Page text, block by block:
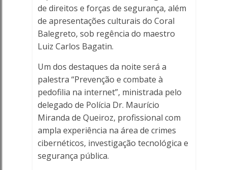
de direitos e forças de segurança, além
de apresentações culturais do Coral
Balegreto, sob regência do maestro
Luiz Carlos Bagatin.
Um dos destaques da noite será a
palestra “Prevenção e combate à
pedofilia na internet”, ministrada pelo
delegado de Polícia Dr. Maurício
Miranda de Queiroz, profissional com
ampla experiência na área de crimes
cibernéticos, investigação tecnológica e
segurança pública.